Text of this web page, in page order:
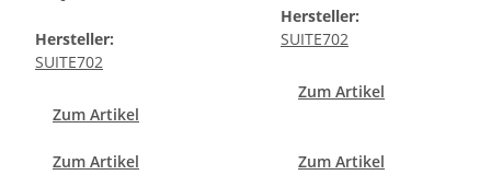
Hersteller:
SUITE702
Zum Artikel
Hersteller:
SUITE702
Zum Artikel
Zum Artikel Zum Artikel